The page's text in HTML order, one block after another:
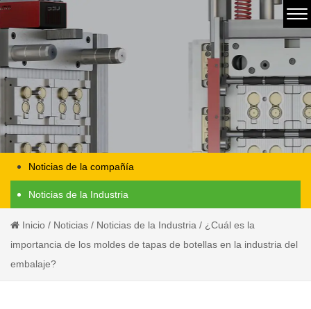
Noticias de la compañía
Noticias de la Industria
Inicio / Noticias / Noticias de la Industria / ¿Cuál es la
importancia de los moldes de tapas de botellas en la industria del
embalaje?